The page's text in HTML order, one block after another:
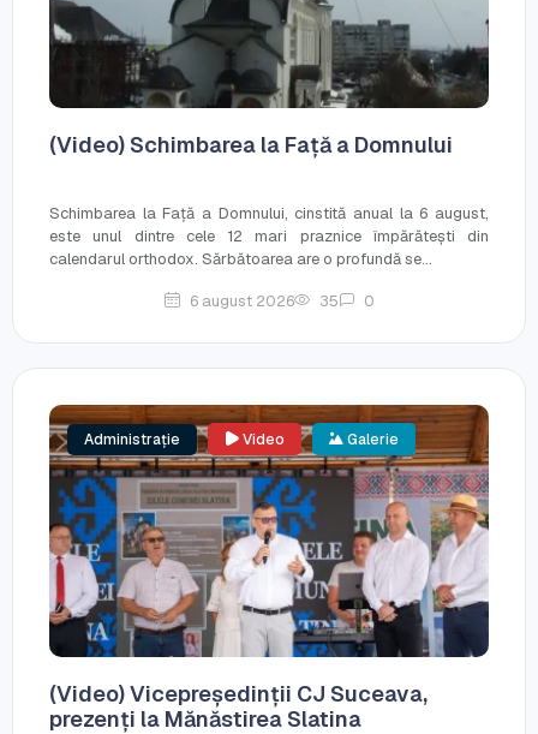
(Video) Schimbarea la Față a Domnului
Schimbarea la Față a Domnului, cinstită anual la 6 august,
este unul dintre cele 12 mari praznice împărătești din
calendarul orthodox. Sărbătoarea are o profundă se...
6 august 2026 35 0
Administrație Video Galerie
(Video) Vicepreședinții CJ Suceava,
prezenți la Mănăstirea Slatina